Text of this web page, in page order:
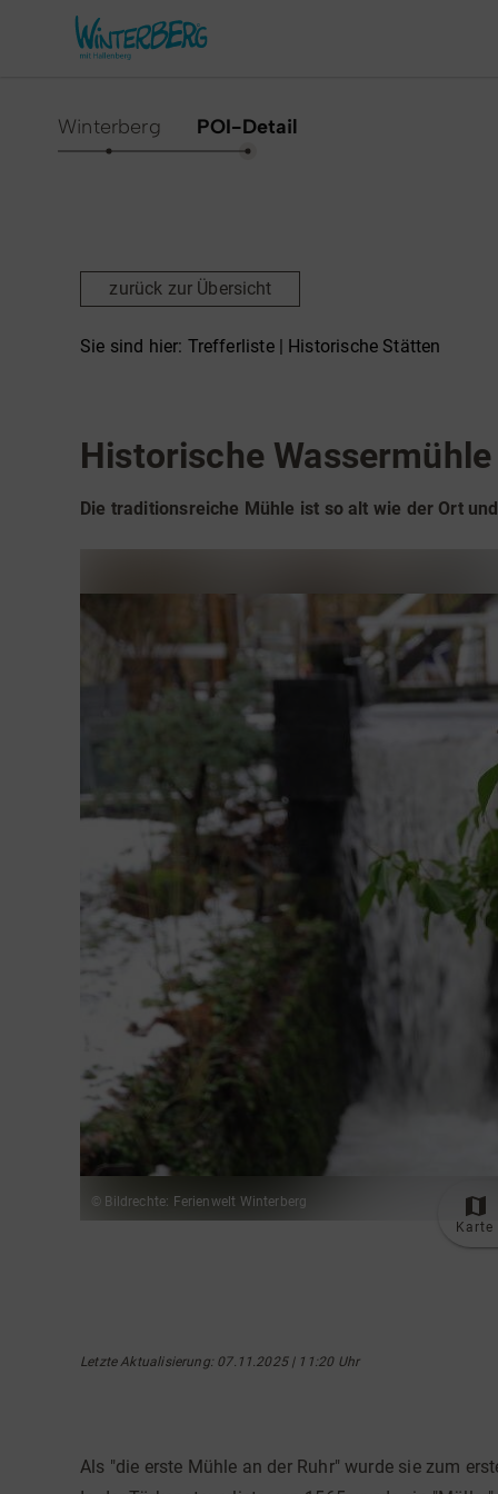
Winter
Freizeithighlights
Gruppenerlebnisse &
Teamevents
Tourenportal
Essen
Kultur
Sauerland SommerCard
Winterberg POI-Detail
zurück zur Übersicht
Sie sind hier: Trefferliste | Historische Stätten
Historische
Die traditionsreiche Mühle ist so alt wie der Ort
© Bildrechte: Ferienwelt Winterberg
Karte
Letzte Aktualisierung: 07.11.2025 | 11:20 Uhr
Als "die erste Mühle an der Ruhr" wurde sie zum